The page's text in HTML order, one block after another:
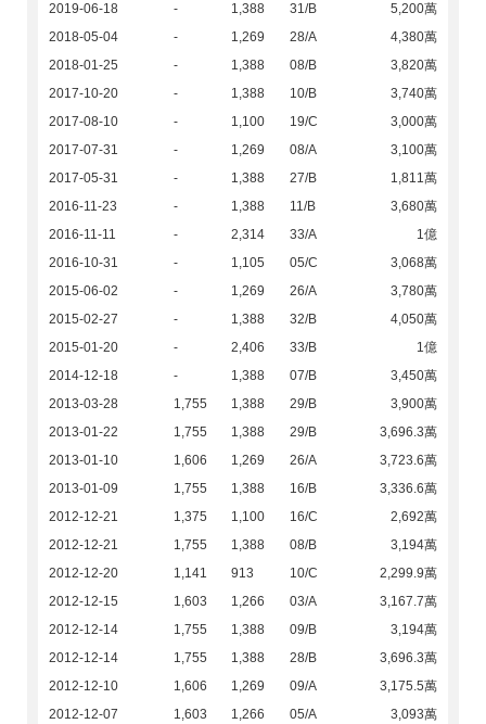
2019-06-18
- 1,388 31/B
5,200萬
2018-05-04
- 1,269 28/A
4,380萬
2018-01-25
- 1,388 08/B
3,820萬
2017-10-20
- 1,388 10/B
3,740萬
2017-08-10
- 1,100 19/C
3,000萬
2017-07-31
- 1,269 08/A
3,100萬
2017-05-31
- 1,388 27/B
1,811萬
2016-11-23
- 1,388 11/B
3,680萬
2016-11-11
- 2,314 33/A
1億
2016-10-31
- 1,105 05/C
3,068萬
2015-06-02
- 1,269 26/A
3,780萬
2015-02-27
- 1,388 32/B
4,050萬
2015-01-20
- 2,406 33/B
1億
2014-12-18
- 1,388 07/B
3,450萬
2013-03-28
1,755 1,388 29/B
3,900萬
2013-01-22
1,755 1,388 29/B
3,696.3萬
2013-01-10
1,606 1,269 26/A
3,723.6萬
2013-01-09
1,755 1,388 16/B
3,336.6萬
2012-12-21
1,375 1,100 16/C
2,692萬
2012-12-21
1,755 1,388 08/B
3,194萬
2012-12-20
1,141 913 10/C
2,299.9萬
2012-12-15
1,603 1,266 03/A
3,167.7萬
2012-12-14
1,755 1,388 09/B
3,194萬
2012-12-14
1,755 1,388 28/B
3,696.3萬
2012-12-10
1,606 1,269 09/A
3,175.5萬
2012-12-07
1,603 1,266 05/A
3,093萬